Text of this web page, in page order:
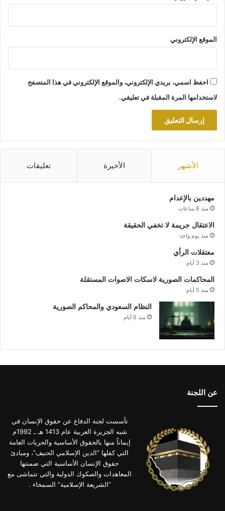
الموقع الإلكتروني
احفظ اسمي، بريدي الإلكتروني، والموقع الإلكتروني في هذا المتصفح
لاستخدامها المرة المقبلة في تعليقي.
الأشهر الأخيرة تعليقات
مهددين بالإعدام
منذ 8 ساعات
الاعتقال جريمة لا تخفي الحقيقة
منذ يوم واحد
معتقلات الرأي
منذ 3 أيام
المحاكمات الصورية لاسكات الاصوات المستقلة
منذ 5 أيام
النظام السعودي والمحاكم الصورية
منذ 6 أيام
عن اللجنة
تأسست لجنة الدفاع عن حقوق الإنسان في
شبه الجزيرة العربية عام 1413 هـ ـ 1992م
إيماناً منها بالحقوق الأساسية والحريات العامة
التي كفلها “الدين الإسلامي الحنيف”، ومبادئ
حقوق الإنسان الأساسية التي ضمنتها
المعاهدات والصكوك الدولية والتي تتماشى مع
“الشريعة الإسلامية” السمحاء .